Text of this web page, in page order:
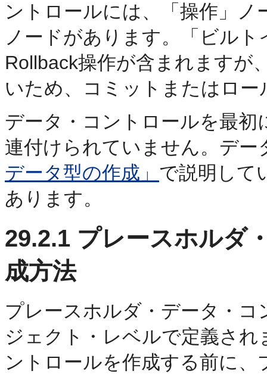
ントロールには、「操作」
ノードがあります。「ビル
Rollback操作が含まれますが
いため、コミットまたはロ
データ・コントロールを最
連付けられていません。デー
データ型の作成」 で説明して
あります。
29.2.1 プレースホルダ
成方法
プレースホルダ・データ・
ジェクト・レベルで定義さ
ントロールを作成する前に